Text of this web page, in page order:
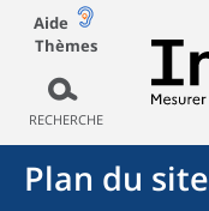
Aide
Thèmes
RECHERCHE
Plan du site